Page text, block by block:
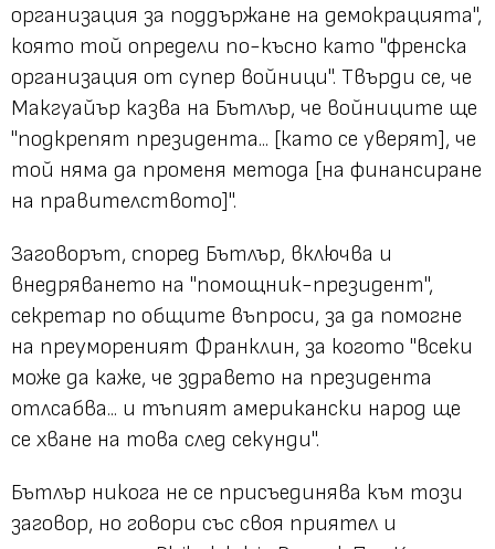
организация за поддържане на демокрацията",
която той определи по-късно като "френска
организация от супер войници". Твърди се, че
Макгуайър казва на Бътлър, че войниците ще
"подкрепят президента... [като се уверят], че
той няма да променя метода [на финансиране
на правителството]".
Заговорът, според Бътлър, включва и
внедряването на "помощник-президент",
секретар по общите въпроси, за да помогне
на преумореният Франклин, за когото "всеки
може да каже, че здравето на президента
отлсабва... и тъпият американски народ ще
се хване на това след секунди".
Бътлър никога не се присъединява към този
заговор, но говори със своя приятел и